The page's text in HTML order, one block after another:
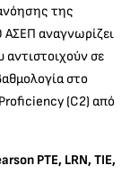
της
ΑΣΕΠ αναγνωρίζει
αντιστοιχούν σε
στο
(C2) από
PTE, LRN, TIE,